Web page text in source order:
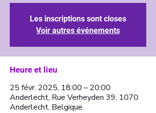
Les inscriptions sont closes
Voir autres événements
Heure et lieu
25 févr. 2025, 18:00 – 20:00
Anderlecht, Rue Verheyden 39, 1070
Anderlecht, Belgique